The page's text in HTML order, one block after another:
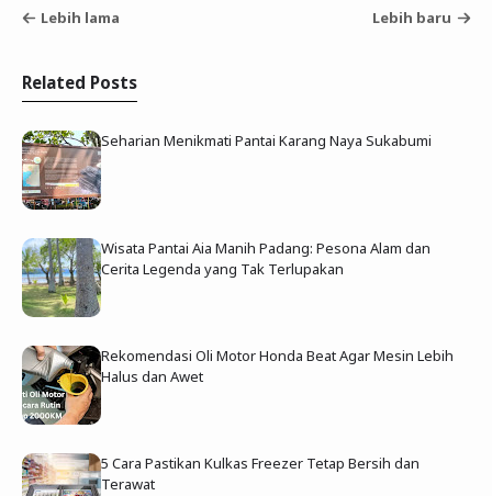
Lebih lama Lebih baru
Related Posts
Seharian Menikmati Pantai Karang Naya Sukabumi
Wisata Pantai Aia Manih Padang: Pesona Alam dan
Cerita Legenda yang Tak Terlupakan
Rekomendasi Oli Motor Honda Beat Agar Mesin Lebih
Halus dan Awet
5 Cara Pastikan Kulkas Freezer Tetap Bersih dan
Terawat